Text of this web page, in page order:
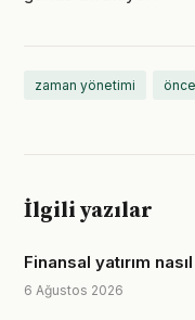
zaman yönetimi
İlgili yazılar
Finansal yatırım
6 Ağustos 2026